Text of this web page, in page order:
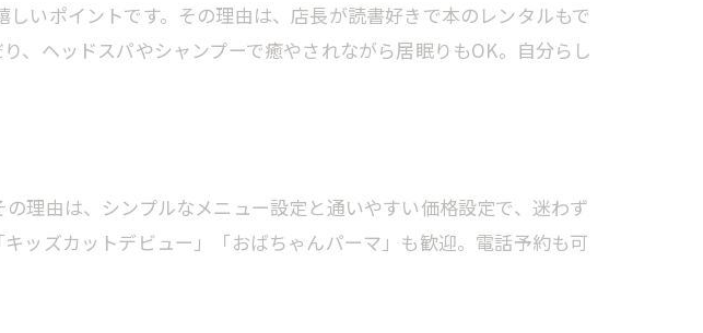
い価格が魅力
やすい美容室の特徴
軽に利用可能
美容室選びのコツ
の美容室体験談
いポイントです。その理由は、店長が読書好きで本のレンタルもで
、ヘッドスパやシャンプーで癒やされながら居眠りもOK。自分らし
理由は、シンプルなメニュー設定と通いやすい価格設定で、迷わず
ッズカットデビュー」「おばちゃんパーマ」も歓迎。電話予約も可